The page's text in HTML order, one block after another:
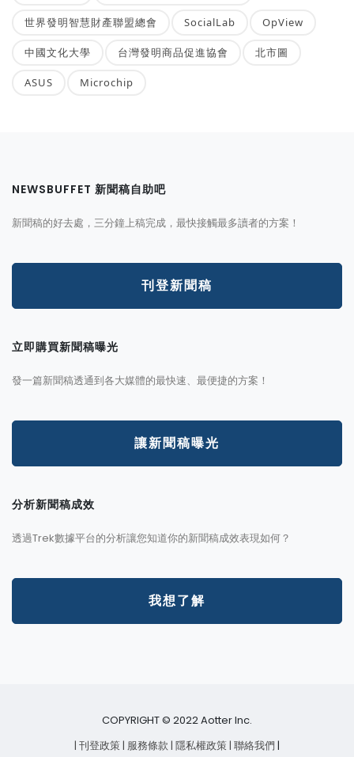
世界發明智慧財產聯盟總會 SocialLab OpView
中國文化大學 台灣發明商品促進協會 北市圖
ASUS Microchip
NEWSBUFFET 新聞稿自助吧
新聞稿的好去處，三分鐘上稿完成，最快接觸最多讀者的方案！
刊登新聞稿
立即購買新聞稿曝光
發一篇新聞稿透通到各大媒體的最快速、最便捷的方案！
讓新聞稿曝光
分析新聞稿成效
透過Trek數據平台的分析讓您知道你的新聞稿成效表現如何？
我想了解
COPYRIGHT © 2022 Aotter Inc.
| 刊登政策| 服務條款 | 隱私權政策| 聯絡我們 |